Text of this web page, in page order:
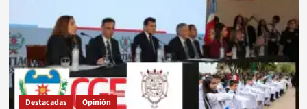
Destacadas Opinión